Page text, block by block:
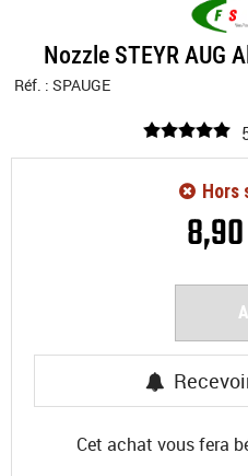
Nozzle STEYR AUG
Réf. : SPAUGE
8,90
Hors
Cet achat vous fera